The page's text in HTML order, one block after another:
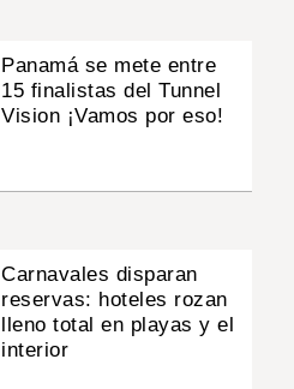
Panamá se mete entre
15 finalistas del Tunnel
Vision ¡Vamos por eso!
Carnavales disparan
reservas: hoteles rozan
lleno total en playas y el
interior